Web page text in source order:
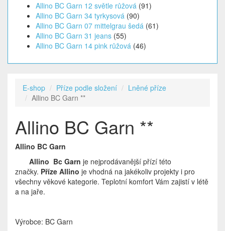
Allino BC Garn 12 světle růžová (91)
Allino BC Garn 34 tyrkysová (90)
Allino BC Garn 07 mittelgrau šedá (61)
Allino BC Garn 31 jeans (55)
Allino BC Garn 14 pink růžová (46)
E-shop Příze podle složení
Lněné příze
Allino BC Garn **
Allino BC Garn **
Allino BC Garn
Allino Bc Garn je nejprodávanější přízí této
značky. Příze Allino je vhodná na jakékoliv projekty i pro
všechny věkové kategorie. Teplotní komfort Vám zajistí v létě
a na jaře.
Výrobce: BC Garn